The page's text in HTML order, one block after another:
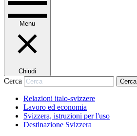
Menu
Chiudi
Cerca Cerca
Relazioni italo-svizzere
Lavoro ed economia
Svizzera, istruzioni per l'uso
Destinazione Svizzera